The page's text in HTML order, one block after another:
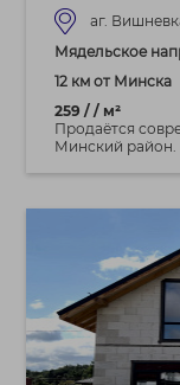
аг.
Мядельское
12 км от Минска
259 / / м²
Продаётся
Минский